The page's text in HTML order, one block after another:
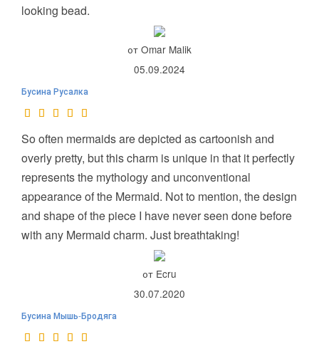
looking bead.
от Omar Malik
05.09.2024
Бусина Русалка
So often mermaids are depicted as cartoonish and
overly pretty, but this charm is unique in that it perfectly
represents the mythology and unconventional
appearance of the Mermaid. Not to mention, the design
and shape of the piece I have never seen done before
with any Mermaid charm. Just breathtaking!
от Ecru
30.07.2020
Бусина Мышь-Бродяга